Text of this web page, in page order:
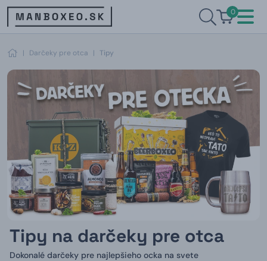
0
| Darčeky pre otca | Tipy
Tipy na darčeky pre otca
Dokonalé darčeky pre najlepšieho ocka na svete